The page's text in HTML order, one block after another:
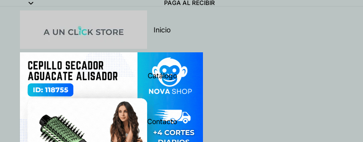
PAGA AL RECIBIR
Inicio
Catálogo
Contacto